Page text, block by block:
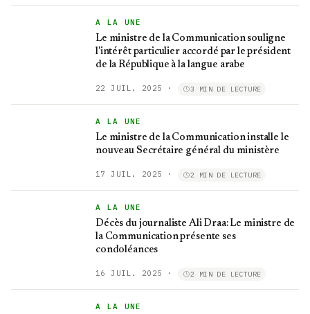
A LA UNE
Le ministre de la Communication souligne
l'intérêt particulier accordé par le président
de la République à la langue arabe
22 JUIL. 2025 · 3 MIN DE LECTURE
A LA UNE
Le ministre de la Communication installe le
nouveau Secrétaire général du ministère
17 JUIL. 2025 · 2 MIN DE LECTURE
A LA UNE
Décès du journaliste Ali Draa: Le ministre de
la Communication présente ses
condoléances
16 JUIL. 2025 · 2 MIN DE LECTURE
A LA UNE